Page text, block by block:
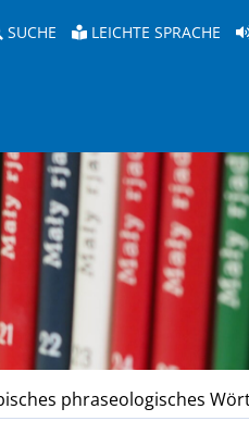
SUCHE LEICHTE SPRACHE
phraseologisches